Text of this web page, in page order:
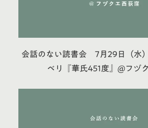
会話のない読書会 7月29日（水
ベリ『華氏451度』@フヅ